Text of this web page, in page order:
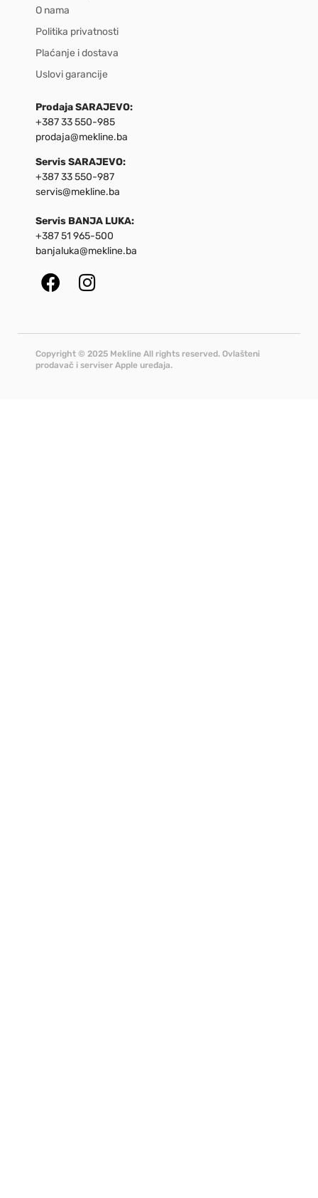
O nama
Politika privatnosti
Plaćanje i dostava
Uslovi garancije
Prodaja SARAJEVO:
+387 33 550-985
prodaja@mekline.ba
Servis SARAJEVO:
+387 33 550-987
servis@mekline.ba
Servis BANJA LUKA:
+387 51 965-500
banjaluka@mekline.ba
Copyright © 2025 Mekline All rights reserved. Ovlašteni
prodavač i serviser Apple uređaja.